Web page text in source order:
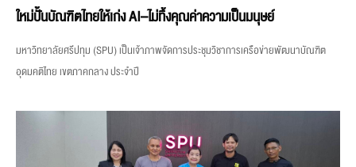
ใหม่ปั้นบัณฑิตไทยให้เก่ง AI–ไม่ทิ้งคุณค่าความเป็นมนุษย์
มหาวิทยาลัยศรีปทุม (SPU) เป็นเจ้าภาพจัดการประชุมวิชาการเครือข่ายพัฒนาบัณฑิต
อุดมคติไทย เขตภาคกลาง ประจำปี